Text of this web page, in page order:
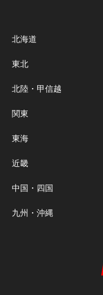
北海道
東北
北陸・甲信越
関東
東海
近畿
中国・四国
九州・沖縄